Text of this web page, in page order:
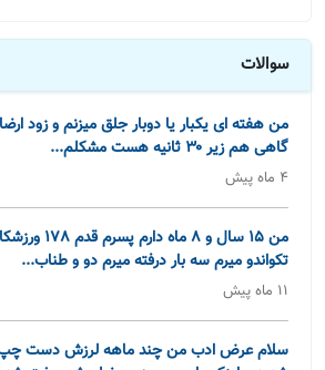
سوالات
من هفته ای یکبار یا دوبار جلق میزنم و زود
گاهی هم زیر ۳۰ ثانیه هست مشکلم...
4 ماه پیش
تکواندو میرم سه بار درفته میرم دو و طناب...
11 ماه پیش
سلام عرض ادب من چند ماهه لرزش دست چپ